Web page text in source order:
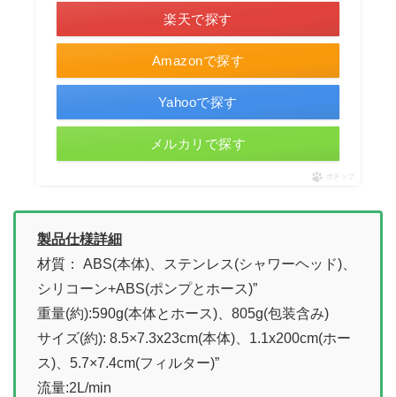
Amazonで探す
楽天で探す
Yahooで探す
メルカリで探す
ポチップ
製品仕様詳細
材質： ABS(本体)、ステンレス(シャワーヘッド)、
シリコーン+ABS(ポンプとホース)”
重量(約):590g(本体とホース)、805g(包装含み)
サイズ(約): 8.5×7.3x23cm(本体)、1.1x200cm(ホー
ス)、5.7×7.4cm(フィルター)”
流量:2L/min